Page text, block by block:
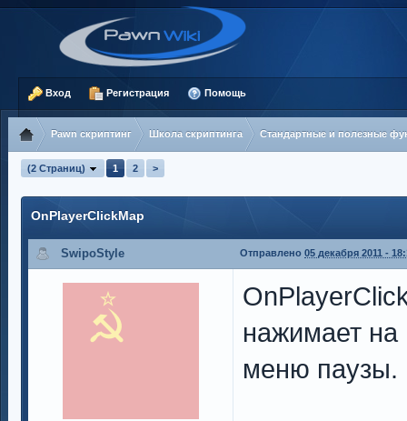
Вход Регистрация Помощь
Pawn скриптинг Школа скриптинга Стандартные и полезные
(2 Страниц) 1 2 >
OnPlayerClickMap
SwipoStyle Отправлено 05 декабря 2011 -
нажимает
меню паузы.